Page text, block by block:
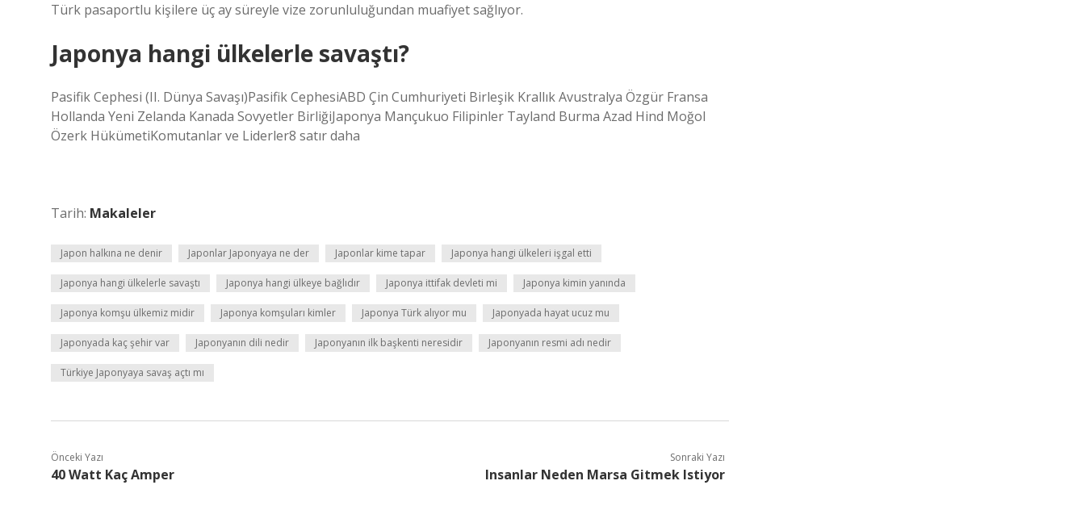
Türk pasaportlu kişilere üç ay süreyle vize zorunluluğundan muafiyet sağlıyor.
Japonya hangi ülkelerle savaştı?
Pasifik Cephesi (II. Dünya Savaşı)Pasifik CephesiABD Çin Cumhuriyeti Birleşik Krallık Avustralya Özgür Fransa
Hollanda Yeni Zelanda Kanada Sovyetler BirliğiJaponya Mançukuo Filipinler Tayland Burma Azad Hind Moğol
Özerk HükümetiKomutanlar ve Liderler8 satır daha
Tarih: Makaleler
Japon halkına ne denir Japonlar Japonyaya ne der Japonlar kime tapar Japonya hangi ülkeleri işgal etti
Japonya hangi ülkelerle savaştı Japonya hangi ülkeye bağlıdır Japonya ittifak devleti mi Japonya kimin yanında
Japonya komşu ülkemiz midir Japonya komşuları kimler Japonya Türk alıyor mu Japonyada hayat ucuz mu
Japonyada kaç şehir var Japonyanın dili nedir Japonyanın ilk başkenti neresidir Japonyanın resmi adı nedir
Türkiye Japonyaya savaş açtı mı
Önceki Yazı
40 Watt Kaç Amper
Sonraki Yazı
Insanlar Neden Marsa Gitmek Istiyor